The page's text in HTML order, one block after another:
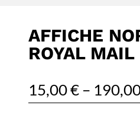
AFFICHE
ROYAL
15,00€ –